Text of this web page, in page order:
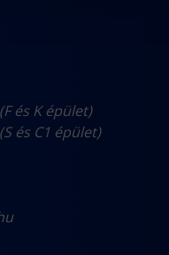
és K épület)
és C1 épület)